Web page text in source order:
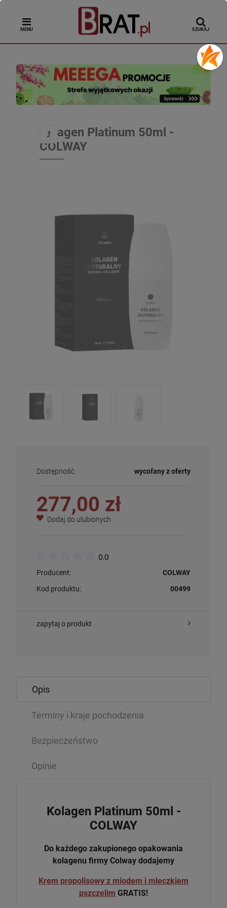
MENU SZUKAJ
Kolagen Platinum 50ml -
COLWAY
Dostępność: wycofany z oferty
277,00 zł
Dodaj do ulubionych
0.0
Producent:
COLWAY
Kod produktu:
00499
zapytaj o produkt
Opis
Terminy i kraje pochodzenia
Bezpieczeństwo
Opinie
Kolagen Platinum 50ml -
COLWAY
Do każdego zakupionego opakowania
kolagenu firmy Colway dodajemy
Krem propolisowy z miodem i mleczkiem
pszczelim GRATIS!